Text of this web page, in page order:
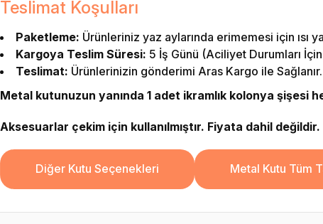
Teslimat Koşulları
Paketleme: Ürünleriniz yaz aylarında erimemesi için ısı
Kargoya Teslim Süresi: 5 İş Günü (Aciliyet Durumları
Teslimat: Ürünlerinizin gönderimi Aras Kargo ile Sağlanır.
Metal kutunuzun yanında 1 adet ikramlık kolonya şişesi
Aksesuarlar çekim için kullanılmıştır. Fiyata dahil değildir.
Diğer Kutu Seçenekleri Metal Kutu Tüm